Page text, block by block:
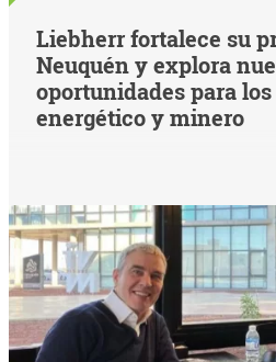
Liebherr fortalece su
Neuquén y explora
oportunidades para
energético y minero